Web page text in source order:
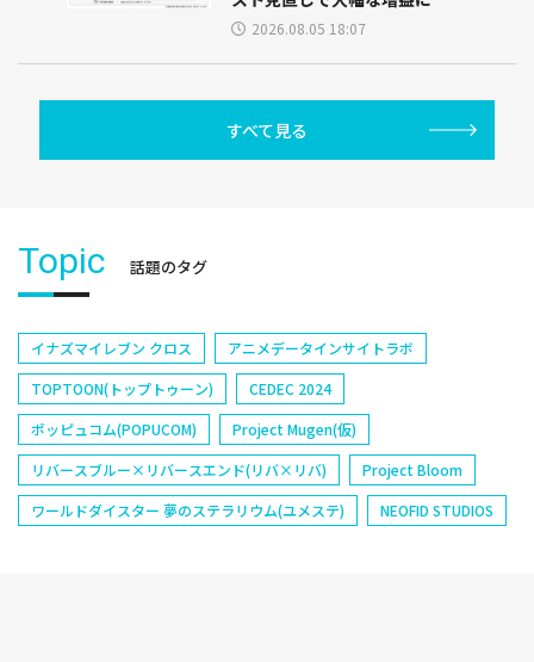
2026.08.05 18:07
すべて見る
Topic 話題のタグ
イナズマイレブン クロス
アニメデータインサイトラボ
TOPTOON(トップトゥーン)
CEDEC 2024
ポッピュコム(POPUCOM)
Project Mugen(仮)
リバースブルー×リバースエンド(リバ×リバ)
Project Bloom
ワールドダイスター 夢のステラリウム(ユメステ)
NEOFID STUDIOS